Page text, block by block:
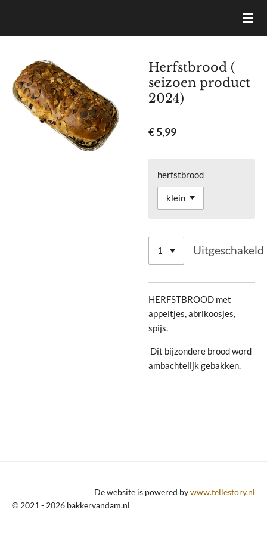
hoofdinhoud
Herfstbrood (
seizoen product
2024)
€ 5,99
herfstbrood
Uitgeschakeld
HERFSTBROOD met
appeltjes, abrikoosjes,
spijs.
Dit bijzondere brood word
ambachtelijk gebakken.
De website is powered bywww.tellestory.nl
© 2021 - 2026 bakkervandam.nl